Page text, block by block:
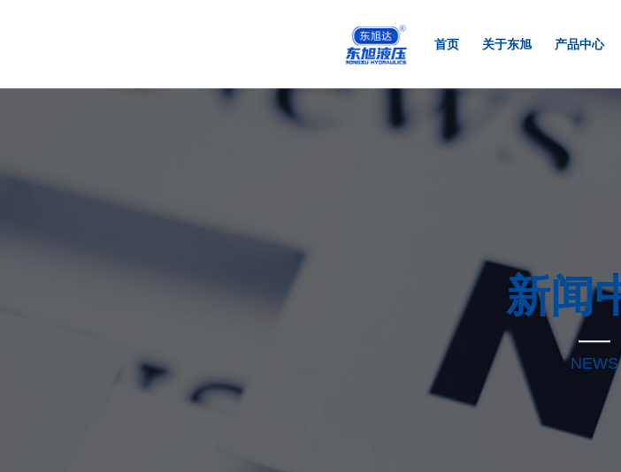
首页 关于东旭 产品中心
新闻
NEWS